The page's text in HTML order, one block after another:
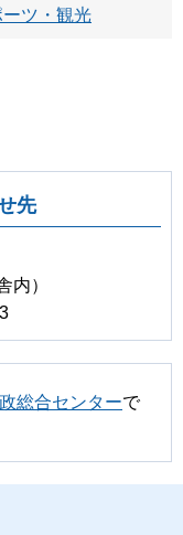
ーツ・観光
先
内）
総合センターで